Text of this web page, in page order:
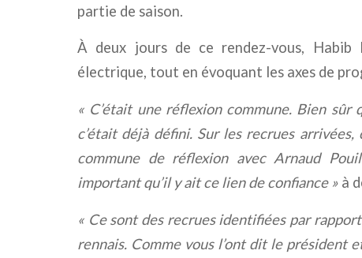
partie de saison.
À deux jours de ce rendez-vous, Habib
électrique, tout en évoquant les axes de
« C’était une réflexion commune. Bien
c’était déjà défini. Sur les recrues
commune de réflexion avec Arnaud
important qu’il y ait ce lien de confiance » à
« Ce sont des recrues identifiées par
rennais. Comme vous l’ont dit le président